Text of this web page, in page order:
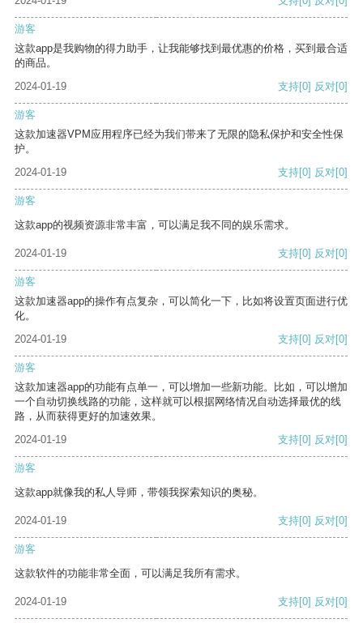
游客
这款app是我购物的得力助手，让我能够找到最优惠的价格，买到最合适
的商品。
2024-01-19
支持[0] 反对[0]
游客
这款加速器VPM应用程序已经为我们带来了无限的隐私保护和安全性保
护。
2024-01-19
支持[0] 反对[0]
游客
这款app的视频资源非常丰富，可以满足我不同的娱乐需求。
2024-01-19 支持[0] 反对[0]
游客
这款加速器app的操作有点复杂，可以简化一下，比如将设置页面进行优
化。
2024-01-19
支持[0] 反对[0]
游客
这款加速器app的功能有点单一，可以增加一些新功能。比如，可以增加
一个自动切换线路的功能，这样就可以根据网络情况自动选择最优的线
路，从而获得更好的加速效果。
2024-01-19
支持[0] 反对[0]
游客
这款app就像我的私人导师，带领我探索知识的奥秘。
2024-01-19 支持[0] 反对[0]
游客
这款软件的功能非常全面，可以满足我所有需求。
2024-01-19 支持[0] 反对[0]